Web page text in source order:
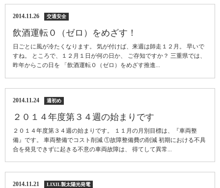
2014.11.26 交通安全
飲酒運転０（ゼロ）をめざす！
日ごとに風が冷たくなります。 気が付けば、来週は師走１２月。 早いで
すね。 ところで、１２月１日が何の日か、 ご存知ですか？ 三重県では、
昨年からこの日を 「飲酒運転０（ゼロ）をめざす推進...
2014.11.24 週初め
２０１４年度第３４週の始まりです
２０１４年度第３４週の始まりです。 １１月の月別目標は、『車両整
備』です。 車両整備でコスト削減 ①故障整備費の削減 初期における不具
合を発見できずに起きる不意の車両故障は、 得てして異常...
2014.11.21 LIXIL製太陽光発電